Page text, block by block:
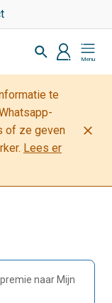
Zoeken
profiel
Mijn
Fluvius
te
of ze geven
Lees er
close
naar Mijn